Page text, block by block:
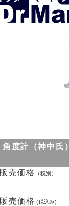
角度計（神中
販売価格
（税別）
販売価格 (税込み)